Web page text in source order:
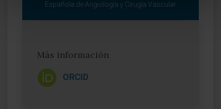
Española de Angiología y Cirugía Vascular.
Más información
ORCID